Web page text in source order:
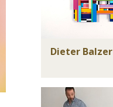
Dieter Balzer